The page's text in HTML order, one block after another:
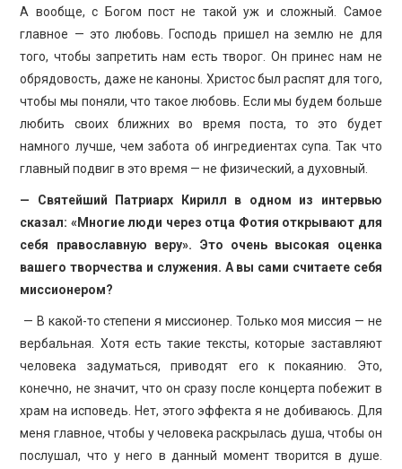
А вообще, с Богом пост не такой уж и сложный. Самое
главное — это любовь. Господь пришел на землю не для
того, чтобы запретить нам есть творог. Он принес нам не
обрядовость, даже не каноны. Христос был распят для того,
чтобы мы поняли, что такое любовь. Если мы будем больше
любить своих ближних во время поста, то это будет
намного лучше, чем забота об ингредиентах супа. Так что
главный подвиг в это время — не физический, а духовный.
— Святейший Патриарх Кирилл в одном из интервью
сказал: «Многие люди через отца Фотия открывают для
себя православную веру». Это очень высокая оценка
вашего творчества и служения. А вы сами считаете себя
миссионером?
— В какой-то степени я миссионер. Только моя миссия — не
вербальная. Хотя есть такие тексты, которые заставляют
человека задуматься, приводят его к покаянию. Это,
конечно, не значит, что он сразу после концерта побежит в
храм на исповедь. Нет, этого эффекта я не добиваюсь. Для
меня главное, чтобы у человека раскрылась душа, чтобы он
послушал, что у него в данный момент творится в душе.